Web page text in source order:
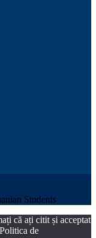
Students
că ați citit și acceptat
de